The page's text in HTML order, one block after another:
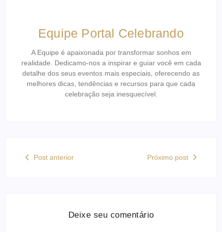
Equipe Portal Celebrando
A Equipe é apaixonada por transformar sonhos em
realidade. Dedicamo-nos a inspirar e guiar você em cada
detalhe dos seus eventos mais especiais, oferecendo as
melhores dicas, tendências e recursos para que cada
celebração seja inesquecível.
Post anterior Próximo post
Deixe seu comentário